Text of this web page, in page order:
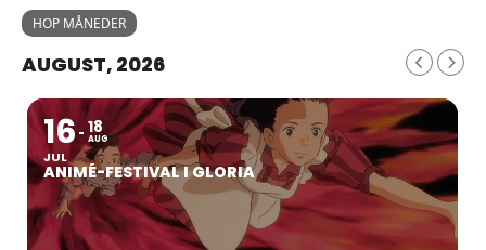
HOP MÅNEDER
AUGUST, 2026
16
JUL
18
AUG
ANIMÉ-FESTIVAL I GLORIA